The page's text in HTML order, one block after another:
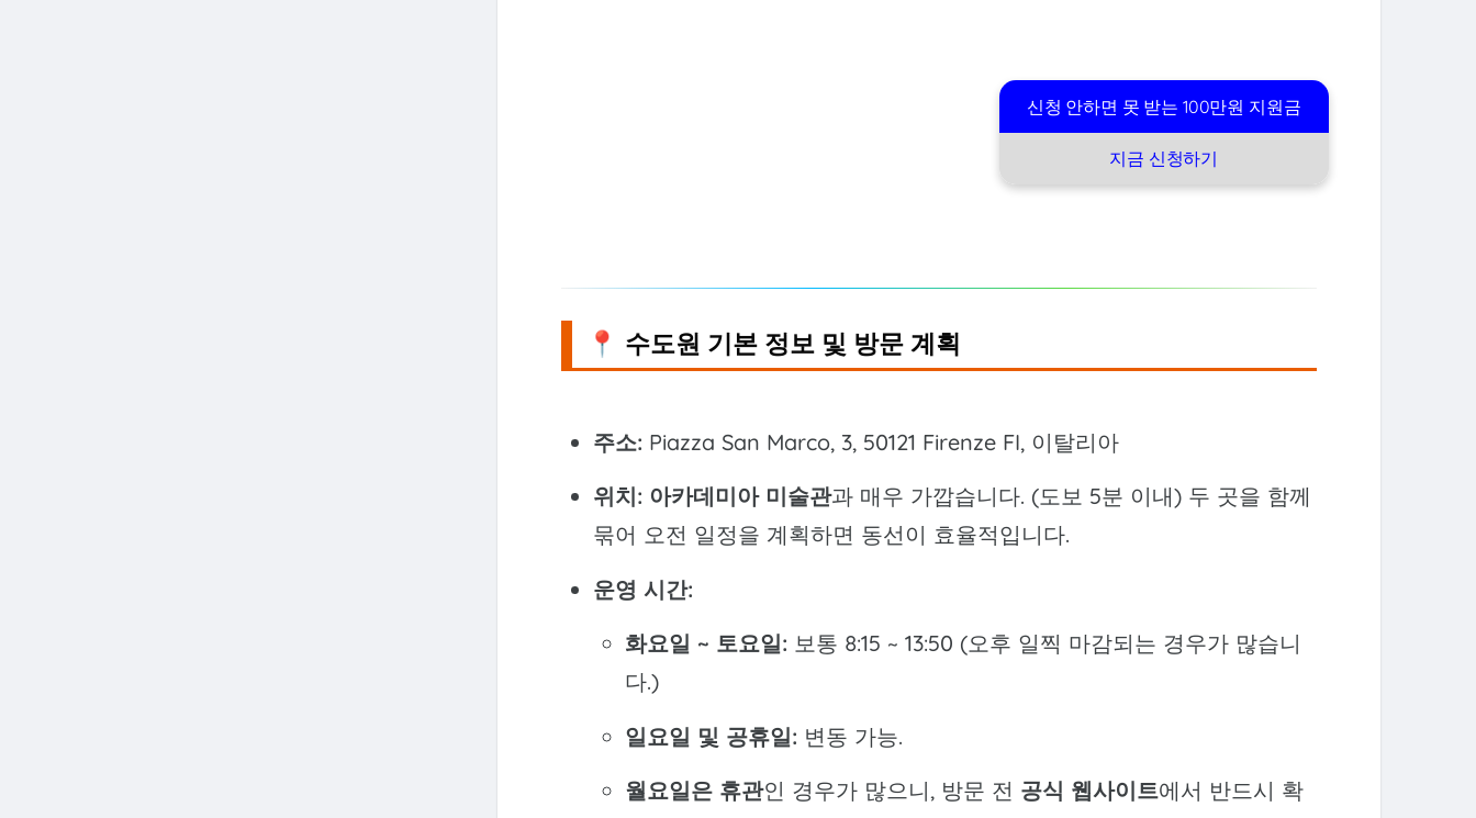
신청 안하면 못 받는 100만원 지원금
지금 신청하기
📍 수도원 기본 정보 및 방문 계획
주소: Piazza San Marco, 3, 50121 Firenze FI, 이탈리아
위치: 아카데미아 미술관과 매우 가깝습니다. (도보 5분 이내) 두 곳을 함께
묶어 오전 일정을 계획하면 동선이 효율적입니다.
운영 시간:
화요일 ~ 토요일: 보통 8:15 ~ 13:50 (오후 일찍 마감되는 경우가 많습니
다.)
일요일 및 공휴일: 변동 가능.
월요일은 휴관인 경우가 많으니, 방문 전 공식 웹사이트에서 반드시 확